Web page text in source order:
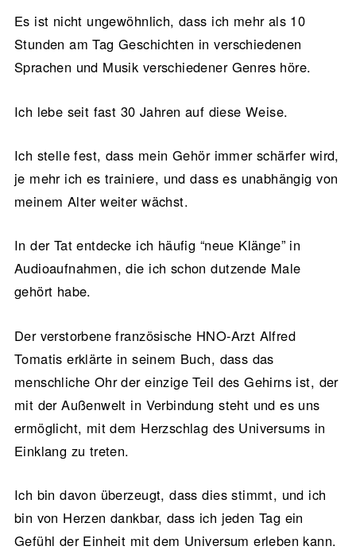
Es ist nicht ungewöhnlich, dass ich mehr als 10
Stunden am Tag Geschichten in verschiedenen
Sprachen und Musik verschiedener Genres höre.
Ich lebe seit fast 30 Jahren auf diese Weise.
Ich stelle fest, dass mein Gehör immer schärfer wird,
je mehr ich es trainiere, und dass es unabhängig von
meinem Alter weiter wächst.
In der Tat entdecke ich häufig “neue Klänge” in
Audioaufnahmen, die ich schon dutzende Male
gehört habe.
Der verstorbene französische HNO-Arzt Alfred
Tomatis erklärte in seinem Buch, dass das
menschliche Ohr der einzige Teil des Gehirns ist, der
mit der Außenwelt in Verbindung steht und es uns
ermöglicht, mit dem Herzschlag des Universums in
Einklang zu treten.
Ich bin davon überzeugt, dass dies stimmt, und ich
bin von Herzen dankbar, dass ich jeden Tag ein
Gefühl der Einheit mit dem Universum erleben kann.